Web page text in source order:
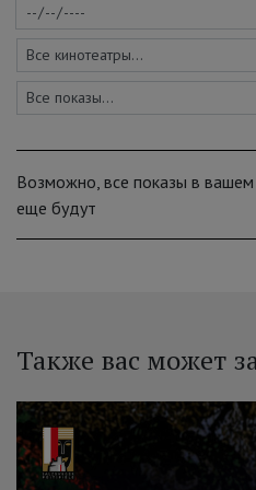
Возможно, все показы в вашем
еще будут
Также вас может